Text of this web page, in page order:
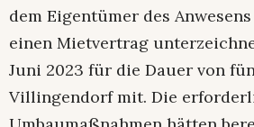
dem Eigentümer des
einen Mietvertrag
Juni 2023 für die Dauer von
Villingendorf mit. Die